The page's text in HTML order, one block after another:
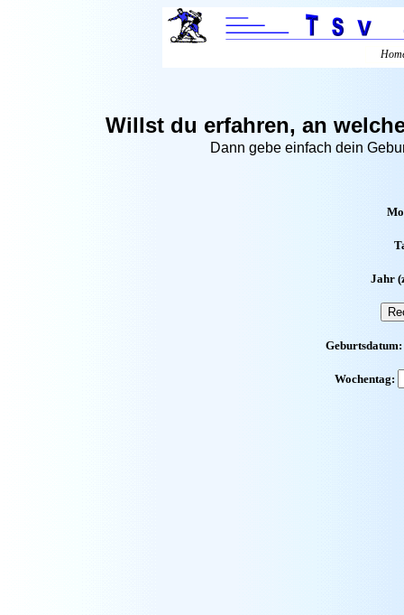
Willst du erfahren, an
Dann gebe einfach dein
Jahr
Geburtsdatum:
Wochentag: